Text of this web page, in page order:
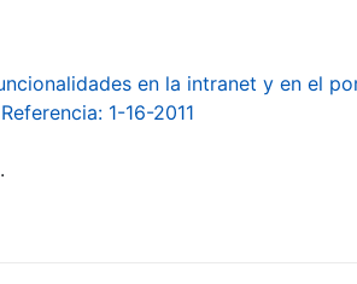
en la intranet y en el
1-16-2011